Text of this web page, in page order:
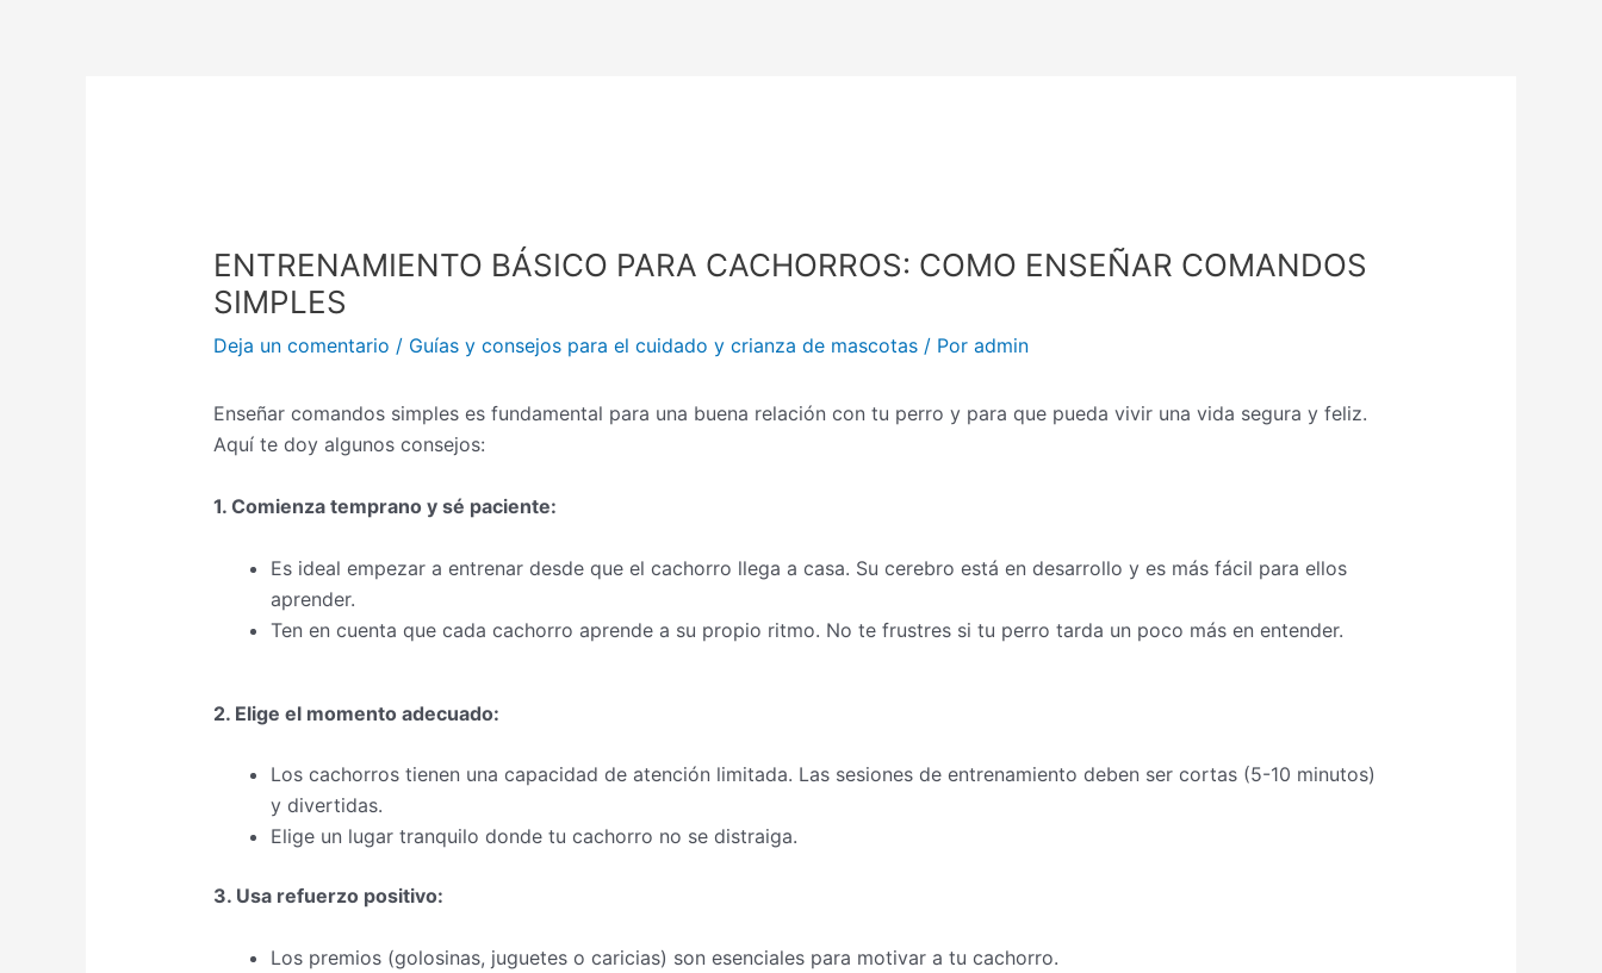
ENTRENAMIENTO BÁSICO PARA CACHORROS: COMO ENSEÑAR COMANDOS
SIMPLES
Deja un comentario / Guías y consejos para el cuidado y crianza de mascotas/ Por admin
Enseñar comandos simples es fundamental para una buena relación con tu perro y para que pueda vivir una vida segura y feliz.
Aquí te doy algunos consejos:
1. Comienza temprano y sé paciente:
Es ideal empezar a entrenar desde que el cachorro llega a casa. Su cerebro está en desarrollo y es más fácil para ellos
aprender.
Ten en cuenta que cada cachorro aprende a su propio ritmo. No te frustres si tu perro tarda un poco más en entender.
2. Elige el momento adecuado:
Los cachorros tienen una capacidad de atención limitada. Las sesiones de entrenamiento deben ser cortas (5-10 minutos)
y divertidas.
Elige un lugar tranquilo donde tu cachorro no se distraiga.
3. Usa refuerzo positivo:
Los premios (golosinas, juguetes o caricias) son esenciales para motivar a tu cachorro.